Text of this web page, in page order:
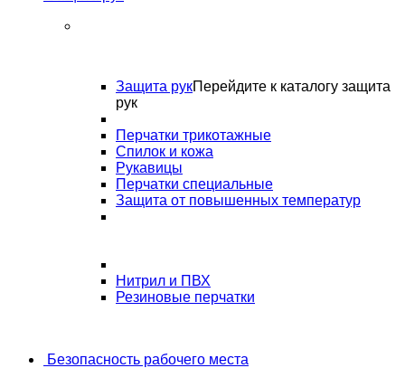
Защита рукПерейдите к каталогу защита
рук
Перчатки трикотажные
Спилок и кожа
Рукавицы
Перчатки специальные
Защита от повышенных температур
Нитрил и ПВХ
Резиновые перчатки
Безопасность рабочего места